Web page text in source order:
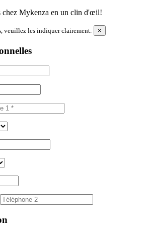
chez Mykenza en un clin d'œil!
veuillez les indiquer clairement. ×